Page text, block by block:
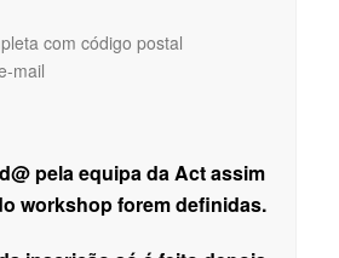
com código postal
mail
pela equipa da Act assim
workshop forem definidas.